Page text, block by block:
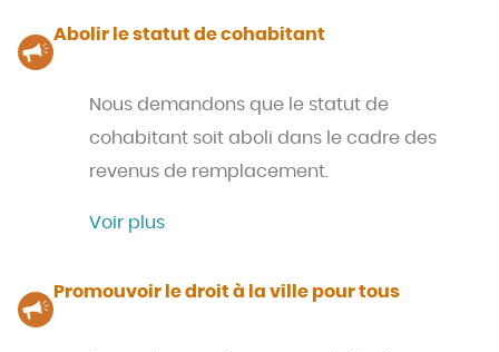
Abolir le statut de cohabitant
Nous demandons que le statut de
cohabitant soit aboli dans le cadre des
revenus de remplacement.
Voir plus
Promouvoir le droit à la ville pour tous